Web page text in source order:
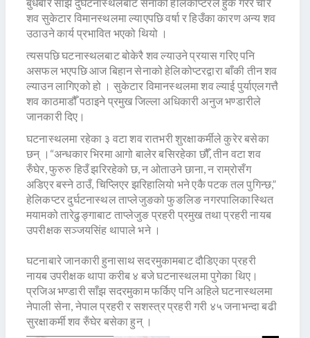
शव सुकेटार विमानस्थलमा ल्याएपछि वर्षा र हिउँका कारण अन्य शव
उठाउने कार्य प्रभावित भएको थियो ।
त्यसपछि घटनास्थलबाट बोकेरै शव ल्याउने प्रयास गरिए पनि
असफल भएपछि आज बिहान सेनाको हेलिकोप्टरद्वारा बाँकी तीन शव
ल्याउन लागिएको हो । सुकेटार विमानस्थलमा शव ल्याई पुर्याएलगत्तै
शव काठमाडौँ पठाइने प्रमुख जिल्ला अधिकारी अनुज भण्डारीले
जानकारी दिए।
घटनास्थलमा रहेका ३ वटा शव रातभरी शुरक्षाकर्मीले कुरेर बसेका
छन् ।“अन्धकार भिरमा आगो बालेर बसिरहेका छौँ, तीन वटा शव
रुँघेर, फुरुरु हिउँ झरिरहेको छ, न ओताउने छाना, न राम्रोसँग
अडिएर बस्ने ठाउँ, चिप्लिएर झरिहालियो भने एकै पटक तल पुगिन्छ,”
हेलिकप्टर दुर्घटनास्थल ताप्लेजुङको फुङलिङ नगरपालिकास्थित
मयामको तारेढुङ्गाबाट ताप्लेजुङ प्रहरी प्रमुख तथा प्रहरी नायब
उपरीक्षक सञ्जयसिंह थापाले भने ।
घटनाबारे जानकारी हुनासाथ सदरमुकामबाट दौडिएका प्रहरी
नायब उपरीक्षक थापा करीब ४ बजे घटनास्थलमा पुगेका थिए।
प्रजिअ भण्डारी साँझ सदरमुकाम फर्किए पनि अहिले घटनास्थलमा
नेपाली सेना, नेपाल प्रहरी र सशस्त्र प्रहरी गरी ४५ जनाभन्दा बढी
सुरक्षाकर्मी शव रुँघेर बसेका हुन् ।